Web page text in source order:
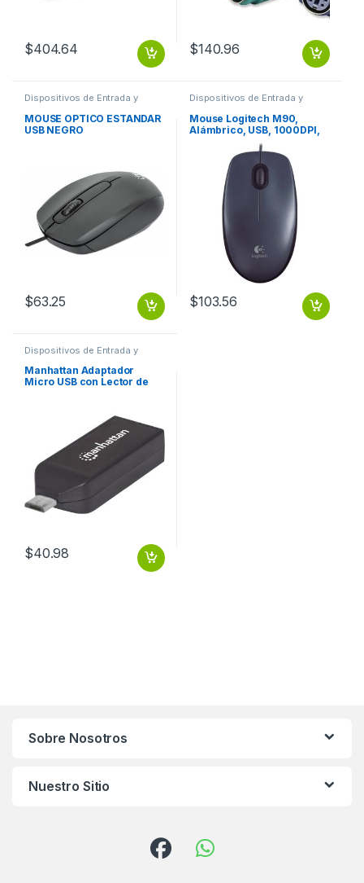
$404.64 $140.96
Dispositivos de Entrada y
MOUSE OPTICO ESTANDAR
USB NEGRO
$63.25
Dispositivos de Entrada y
Mouse Logitech M90,
Alámbrico, USB, 1000DPI,
Negro – para Mac/PC
$103.56
Dispositivos de Entrada y
Salida
Manhattan Adaptador
Micro USB con Lector de
$40.98
Sobre Nosotros
Nuestro Sitio